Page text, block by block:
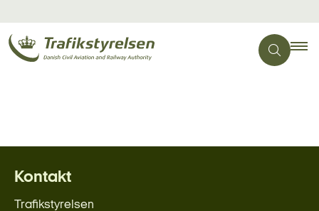
Kontakt
Trafikstyrelsen